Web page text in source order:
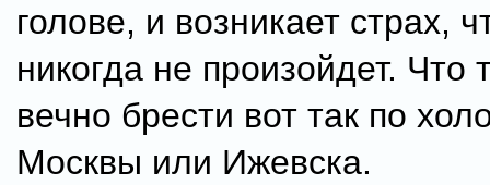
голове, и возникает страх,
никогда не произойдет. Что
вечно брести вот так по
Москвы или Ижевска.